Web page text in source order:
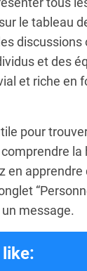
le tableau
discussions
et des
et riche en
pour
la
en
message.